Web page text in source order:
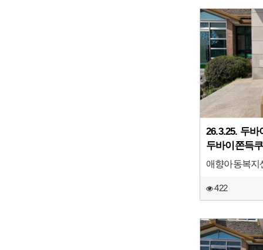
26.3.25. 두
두바이쫀득
애향아동복지
422